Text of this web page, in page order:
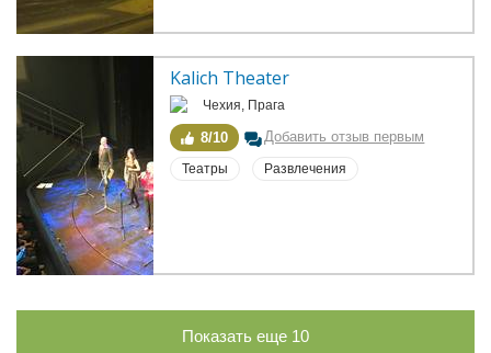
Kalich Theater
Чехия, Прага
8/10 Добавить отзыв первым
Театры Развлечения
Показать еще 10